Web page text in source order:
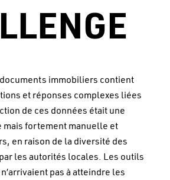
immobiliers contient
et réponses complexes liées
de ces données était une
fortement manuelle et
en raison de la diversité des
les autorités locales. Les outils
pas à atteindre les